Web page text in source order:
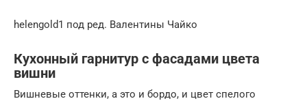
helengold1 под ред. Валентины Чайко
Кухонный гарнитур с фасадами цвета
вишни
Вишневые оттенки, а это и бордо, и цвет спелого